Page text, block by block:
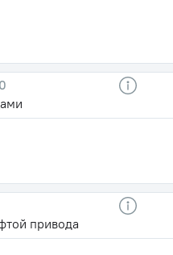
привода